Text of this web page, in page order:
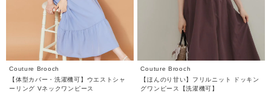
Couture Brooch
【体型カバー・洗濯機可】ウエストシャ
ーリング Vネックワンピース
Couture Brooch
【ほんのり甘い】フリルニット ドッキン
グワンピース【洗濯機可】